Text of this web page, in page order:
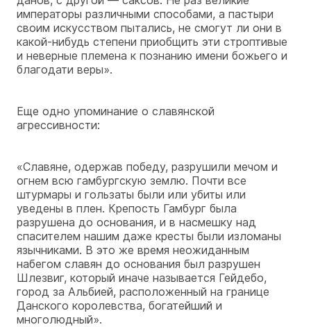
императоры различными способами, а пастыри
своим искусством пытались, не смогут ли они в
какой-нибудь степени приобщить эти строптивые
и неверные племена к познанию имени божьего и
благодати веры».
Еще одно упоминание о славянской
агрессивности:
«Славяне, одержав победу, разрушили мечом и
огнем всю гамбургскую землю. Почти все
штурмары и гользаты были или убиты или
уведены в плен. Крепость Гамбург была
разрушена до основания, и в насмешку над
спасителем нашим даже кресты были изломаны
язычниками. В это же время неожиданным
набегом славян до основания был разрушен
Шлезвиг, который иначе называется Гейдебо,
город за Альбией, расположенный на границе
Данского королевства, богатейший и
многолюдный».